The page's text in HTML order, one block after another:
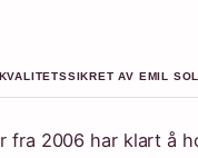
AV EMIL
fra 2006 har klart å